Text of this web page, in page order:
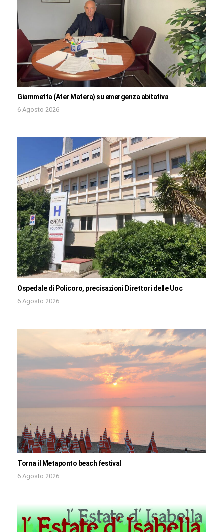
Giammetta (Ater Matera) su emergenza abitativa
6 Agosto 2026
Ospedale di Policoro, precisazioni Direttori delle Uoc
6 Agosto 2026
Torna il Metaponto beach festival
6 Agosto 2026